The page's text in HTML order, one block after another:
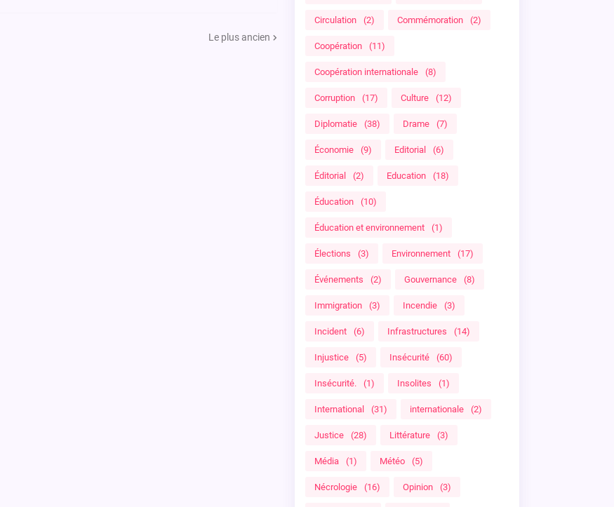
Le plus ancien
Circulation (2) Commémoration (2)
Coopération (11)
Coopération internationale (8)
Corruption (17) Culture (12)
Diplomatie (38) Drame (7)
Économie (9) Editorial (6)
Éditorial (2) Education (18)
Éducation (10)
Éducation et environnement (1)
Élections (3) Environnement (17)
Événements (2) Gouvernance (8)
Immigration (3) Incendie (3)
Incident (6) Infrastructures (14)
Injustice (5) Insécurité (60)
Insécurité. (1) Insolites (1)
International (31) internationale (2)
Justice (28) Littérature (3)
Média (1) Météo (5)
Nécrologie (16) Opinion (3)